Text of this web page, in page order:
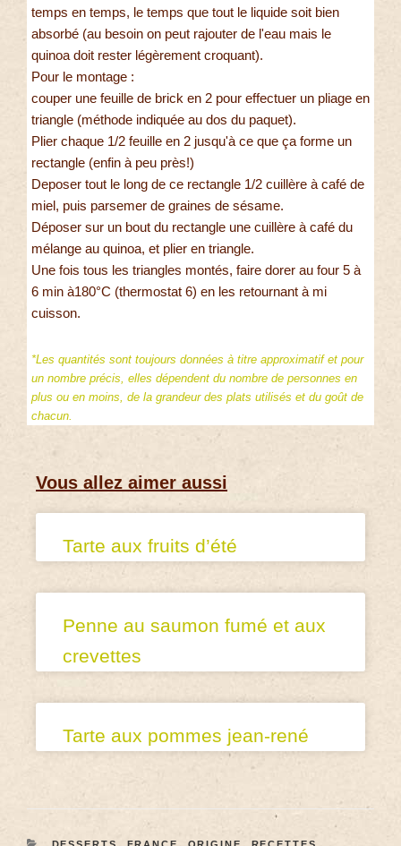
temps en temps, le temps que tout le liquide soit bien
absorbé (au besoin on peut rajouter de l'eau mais le
quinoa doit rester légèrement croquant).
Pour le montage :
couper une feuille de brick en 2 pour effectuer un pliage en
triangle (méthode indiquée au dos du paquet).
Plier chaque 1/2 feuille en 2 jusqu'à ce que ça forme un
rectangle (enfin à peu près!)
Deposer tout le long de ce rectangle 1/2 cuillère à café de
miel, puis parsemer de graines de sésame.
Déposer sur un bout du rectangle une cuillère à café du
mélange au quinoa, et plier en triangle.
Une fois tous les triangles montés, faire dorer au four 5 à
6 min à180°C (thermostat 6) en les retournant à mi
cuisson.
*Les quantités sont toujours données à titre approximatif et pour
un nombre précis, elles dépendent du nombre de personnes en
plus ou en moins, de la grandeur des plats utilisés et du goût de
chacun.
Vous allez aimer aussi
Tarte aux fruits d’été
Penne au saumon fumé et aux
crevettes
Tarte aux pommes jean-rené
DESSERTS , FRANCE , ORIGINE , RECETTES